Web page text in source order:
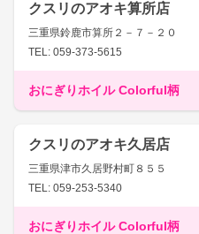
クスリのアオキ算所店
三重県鈴鹿市算所２－７－２０
TEL: 059-373-5615
おにぎりホイル Colorful柄
クスリのアオキ久居店
三重県津市久居野村町８５５
TEL: 059-253-5340
おにぎりホイル Colorful柄